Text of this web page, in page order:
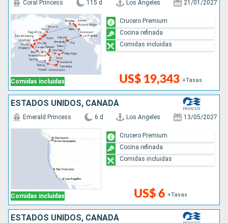
Comidas incluidas
Coral Princess 115 d Los Angeles 21/01/2027
US$ 19,343 +Tasas
Crucero Premium
Cocina refinada
Comidas incluidas
ESTADOS UNIDOS, CANADÁ
Comidas incluidas
Emerald Princess 6 d Los Angeles 13/05/2027
US$ 6 +Tasas
Crucero Premium
Cocina refinada
Comidas incluidas
ESTADOS UNIDOS, CANADÁ